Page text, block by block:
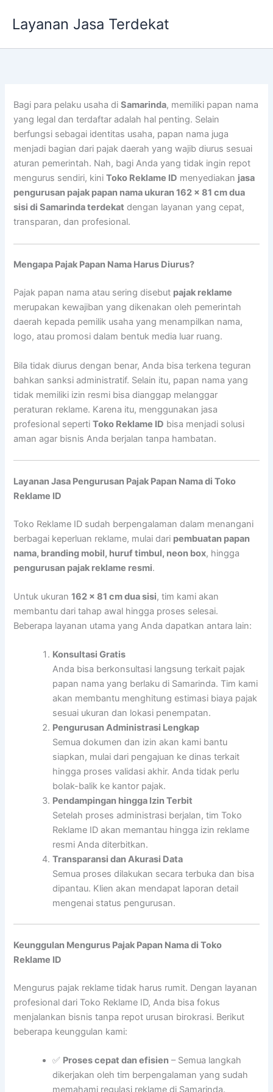
Layanan Jasa Terdekat
Bagi para pelaku usaha diSamarinda, memiliki papan nama
yang legal dan terdaftar adalah hal penting. Selain
berfungsi sebagai identitas usaha, papan nama juga
menjadi bagian dari pajak daerah yang wajib diurus sesuai
aturan pemerintah. Nah, bagi Anda yang tidak ingin repot
mengurus sendiri, kiniToko Reklame ID menyediakan jasa
pengurusan pajak papan nama ukuran 162 x 81 cm dua
sisi di Samarinda terdekat dengan layanan yang cepat,
transparan, dan profesional.
Mengapa Pajak Papan Nama Harus Diurus?
Pajak papan nama atau sering disebut pajak reklame
merupakan kewajiban yang dikenakan oleh pemerintah
daerah kepada pemilik usaha yang menampilkan nama,
logo, atau promosi dalam bentuk media luar ruang.
Bila tidak diurus dengan benar, Anda bisa terkena teguran
bahkan sanksi administratif. Selain itu, papan nama yang
tidak memiliki izin resmi bisa dianggap melanggar
peraturan reklame. Karena itu, menggunakan jasa
profesional sepertiToko Reklame ID bisa menjadi solusi
aman agar bisnis Anda berjalan tanpa hambatan.
Layanan Jasa Pengurusan Pajak Papan Nama di Toko
Reklame ID
Toko Reklame ID sudah berpengalaman dalam menangani
berbagai keperluan reklame, mulai dari pembuatan papan
nama, branding mobil, huruf timbul, neon box, hingga
pengurusan pajak reklame resmi.
Untuk ukuran162 x 81 cm dua sisi, tim kami akan
membantu dari tahap awal hingga proses selesai.
Beberapa layanan utama yang Anda dapatkan antara lain:
Konsultasi Gratis
Anda bisa berkonsultasi langsung terkait pajak
papan nama yang berlaku di Samarinda. Tim kami
akan membantu menghitung estimasi biaya pajak
sesuai ukuran dan lokasi penempatan.
Pengurusan Administrasi Lengkap
Semua dokumen dan izin akan kami bantu
siapkan, mulai dari pengajuan ke dinas terkait
hingga proses validasi akhir. Anda tidak perlu
bolak-balik ke kantor pajak.
Pendampingan hingga Izin Terbit
Setelah proses administrasi berjalan, tim Toko
Reklame ID akan memantau hingga izin reklame
resmi Anda diterbitkan.
Transparansi dan Akurasi Data
Semua proses dilakukan secara terbuka dan bisa
dipantau. Klien akan mendapat laporan detail
mengenai status pengurusan.
Keunggulan Mengurus Pajak Papan Nama di Toko
Reklame ID
Mengurus pajak reklame tidak harus rumit. Dengan layanan
profesional dari Toko Reklame ID, Anda bisa fokus
menjalankan bisnis tanpa repot urusan birokrasi. Berikut
beberapa keunggulan kami:
✅ Proses cepat dan efisien – Semua langkah
dikerjakan oleh tim berpengalaman yang sudah